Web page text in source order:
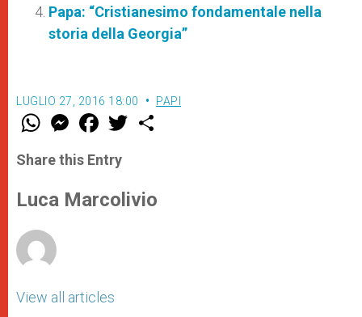
Papa: “Cristianesimo fondamentale nella
storia della Georgia”
LUGLIO 27, 2016 18:00 PAPI
W
t
s
p
p
M
e
s
e
g
e
F
a
e
b
o
k
w
r
Share this Entry
Luca Marcolivio
View all articles